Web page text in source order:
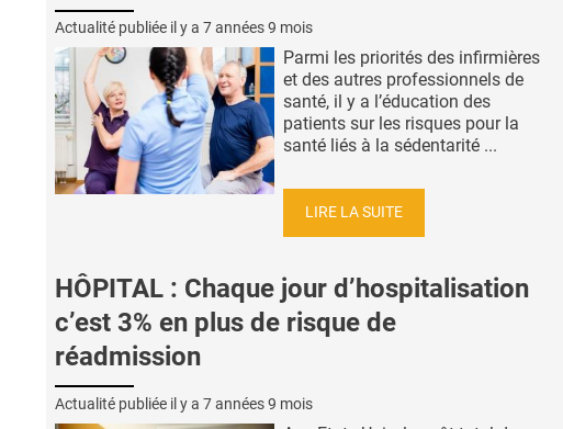
Actualité publiée il y a 7 années 9 mois
Parmi les priorités des infirmières
et des autres professionnels de
santé, il y a l’éducation des
patients sur les risques pour la
santé liés à la sédentarité ...
LIRE LA SUITE
HÔPITAL : Chaque jour d’hospitalisation
c’est 3% en plus de risque de
réadmission
Actualité publiée il y a 7 années 9 mois